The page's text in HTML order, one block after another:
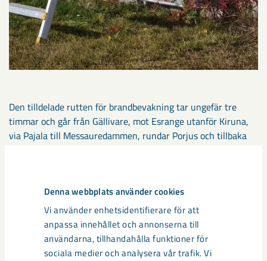
Denna webbplats använder cookies
Vi använder enhetsidentifierare för att
anpassa innehållet och annonserna till
användarna, tillhandahålla funktioner för
sociala medier och analysera vår trafik. Vi
Den tilldelade rutten för brandbevakning tar ungefär tre
timmar och går från Gällivare, mot Esrange utanför Kiruna,
via Pajala till Messauredammen, rundar Porjus och tillbaka
som extra resurs. I år rapporterades 6 bränder till SOS Alarm,
den torra sommaren 2018 närmare 20.
Med uppdraget följer särskilda krav på underhåll av
flygplanet, och utöver det ska motorn bytas efter 2000